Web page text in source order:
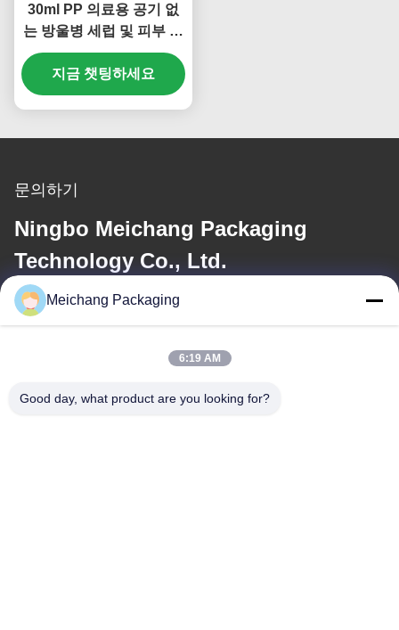
30ml PP 의료용 공기 없
는 방울병 세럽 및 피부 관
리를 위한 신선도를 차단
하는 디자인
지금 챗팅하세요
문의하기
Ningbo Meichang Packaging
Technology Co., Ltd.
이메일
Meichang Packaging
6:19 AM
Good day, what product are you looking for?